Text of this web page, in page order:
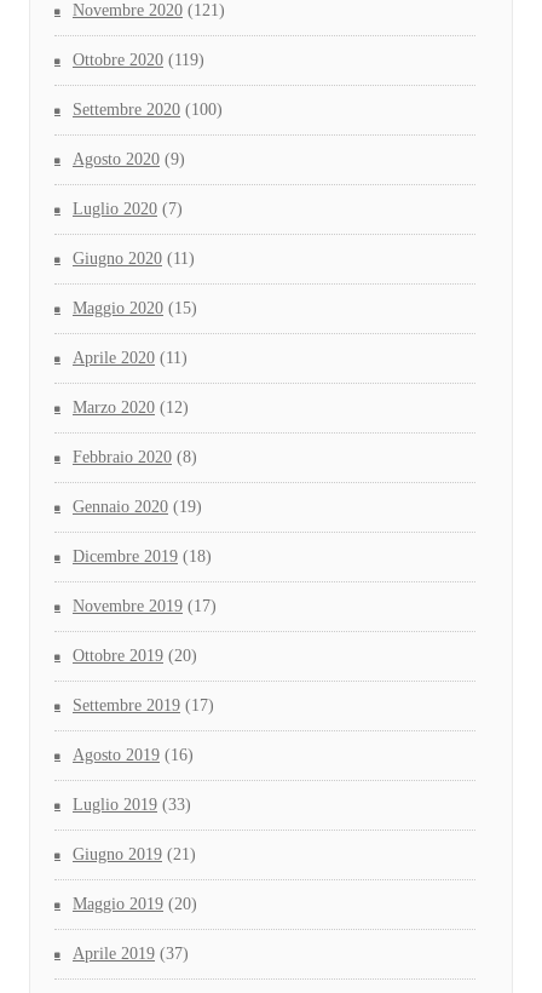
Novembre 2020 (121)
Ottobre 2020 (119)
Settembre 2020 (100)
Agosto 2020 (9)
Luglio 2020 (7)
Giugno 2020 (11)
Maggio 2020 (15)
Aprile 2020 (11)
Marzo 2020 (12)
Febbraio 2020 (8)
Gennaio 2020 (19)
Dicembre 2019 (18)
Novembre 2019 (17)
Ottobre 2019 (20)
Settembre 2019 (17)
Agosto 2019 (16)
Luglio 2019 (33)
Giugno 2019 (21)
Maggio 2019 (20)
Aprile 2019 (37)